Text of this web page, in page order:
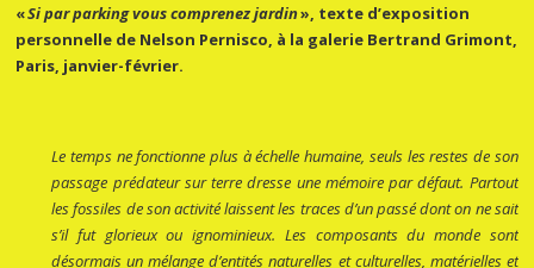
«Si par parking vous comprenez jardin», texte d’exposition
personnelle de Nelson Pernisco, à la galerie Bertrand Grimont,
Paris, janvier-février.
Le temps ne fonctionne plus à échelle humaine, seuls les restes de son
passage prédateur sur terre dresse une mémoire par défaut. Partout
les fossiles de son activité laissent les traces d’un passé dont on ne sait
s’il fut glorieux ou ignominieux. Les composants du monde sont
désormais un mélange d’entités naturelles et culturelles, matérielles et